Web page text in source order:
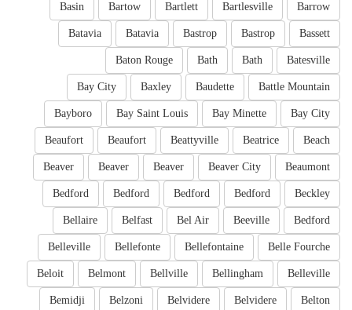
Barrow
Bartlesville
Bartlett
Bartow
Basin
Bassett
Bastrop
Bastrop
Batavia
Batavia
Batesville
Bath
Bath
Baton Rouge
Battle Mountain
Baudette
Baxley
Bay City
Bay City
Bay Minette
Bay Saint Louis
Bayboro
Beach
Beatrice
Beattyville
Beaufort
Beaufort
Beaumont
Beaver City
Beaver
Beaver
Beaver
Beckley
Bedford
Bedford
Bedford
Bedford
Bedford
Beeville
Bel Air
Belfast
Bellaire
Belle Fourche
Bellefontaine
Bellefonte
Belleville
Belleville
Bellingham
Bellville
Belmont
Beloit
Belton
Belvidere
Belvidere
Belzoni
Bemidji